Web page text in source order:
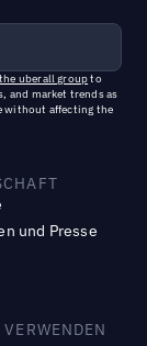
uberall groupto
and market trends as
without affecting the
und Presse